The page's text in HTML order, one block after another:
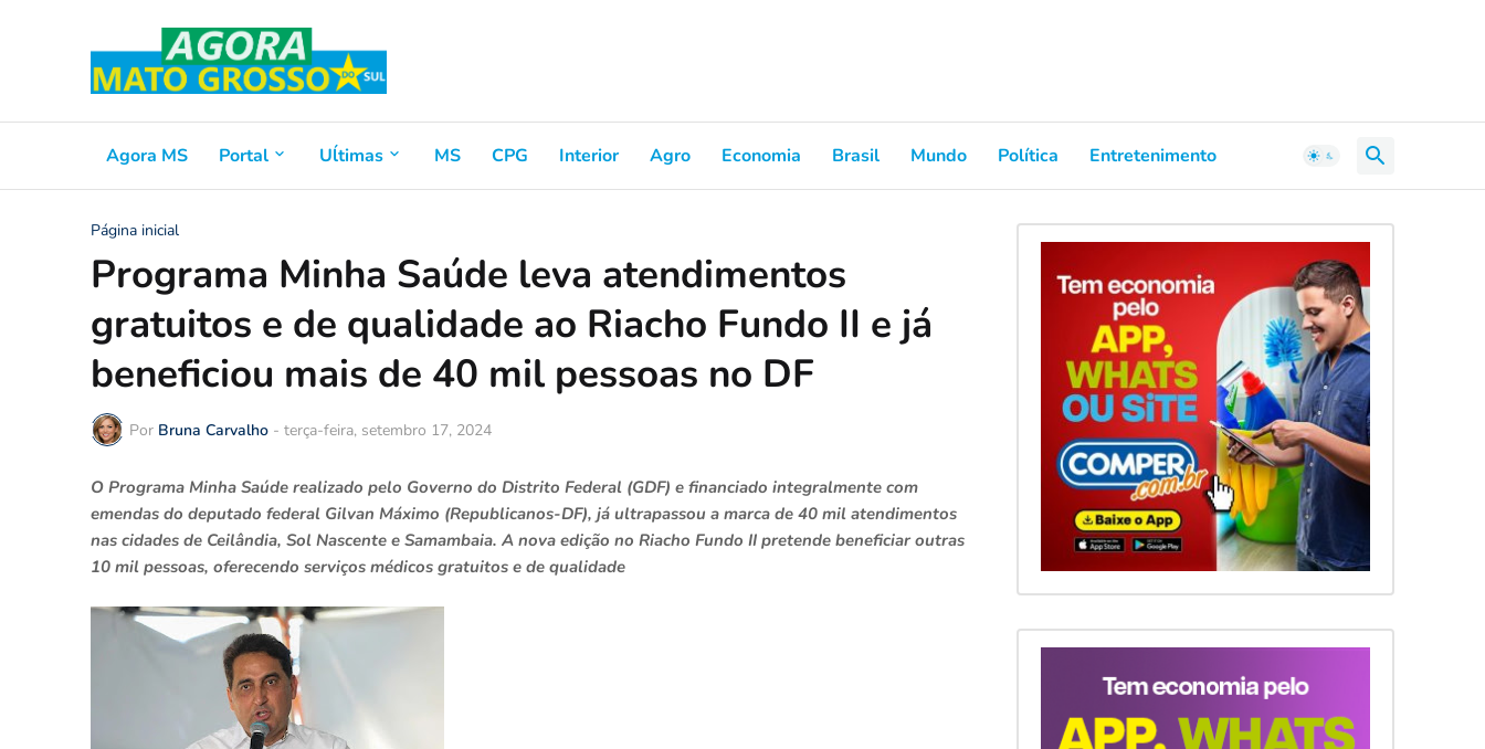
Agora MS Portal Uĺtimas MS CPG Interior Agro Economia Brasil Mundo Política Entretenimento
Página inicial
Programa Minha Saúde leva atendimentos
gratuitos e de qualidade ao Riacho Fundo II e já
beneficiou mais de 40 mil pessoas no DF
Por Bruna Carvalho - terça-feira, setembro 17, 2024
O Programa Minha Saúde realizado pelo Governo do Distrito Federal (GDF) e financiado integralmente com
emendas do deputado federal Gilvan Máximo (Republicanos-DF), já ultrapassou a marca de 40 mil atendimentos
nas cidades de Ceilândia, Sol Nascente e Samambaia. A nova edição no Riacho Fundo II pretende beneficiar outras
10 mil pessoas, oferecendo serviços médicos gratuitos e de qualidade